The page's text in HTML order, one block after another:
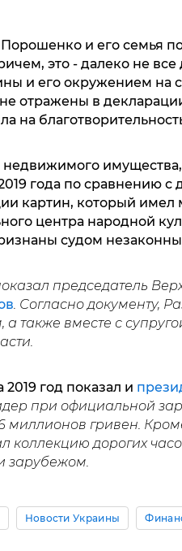
Порошенко и его семья
это - далеко не
и его окружением на
отражены в
на
года по сравнению с
картин, который
центра народной
судом
председатель
. Согласно документу,
также вместе с
год показал и
при официальной
миллионов гривен.
коллекцию дорогих
зарубежом.
Новости Украины